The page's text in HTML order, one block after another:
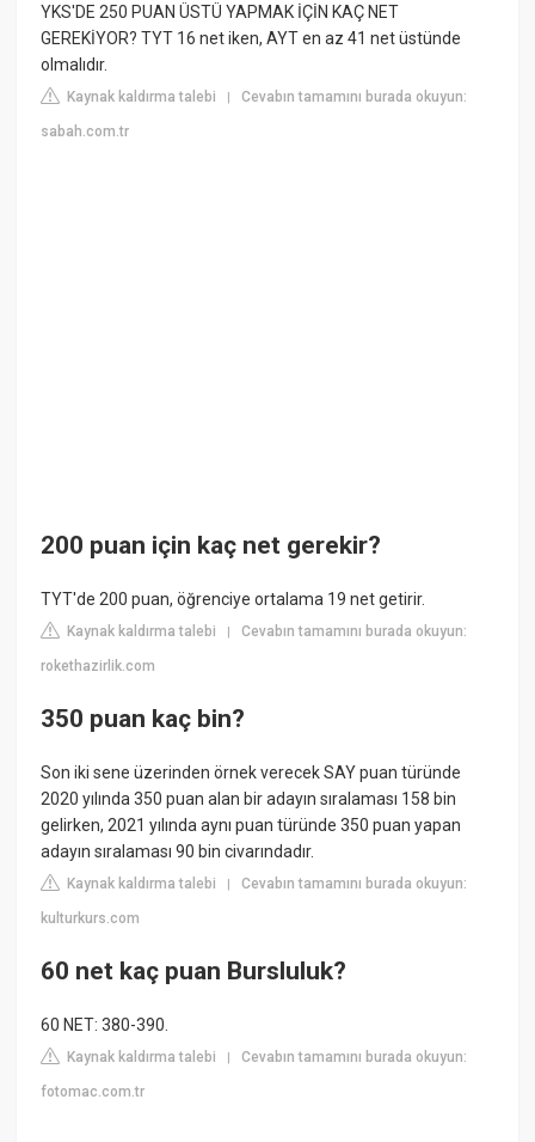
YKS'DE 250 PUAN ÜSTÜ YAPMAK İÇİN KAÇ NET
GEREKİYOR? TYT 16 net iken, AYT en az 41 net üstünde
olmalıdır.
Kaynak kaldırma talebi |Cevabın tamamını burada okuyun:
sabah.com.tr
200 puan için kaç net gerekir?
TYT'de 200 puan, öğrenciye ortalama 19 net getirir.
Kaynak kaldırma talebi |Cevabın tamamını burada okuyun:
rokethazirlik.com
350 puan kaç bin?
Son iki sene üzerinden örnek verecek SAY puan türünde
2020 yılında 350 puan alan bir adayın sıralaması 158 bin
gelirken, 2021 yılında aynı puan türünde 350 puan yapan
adayın sıralaması 90 bin civarındadır.
Kaynak kaldırma talebi |Cevabın tamamını burada okuyun:
kulturkurs.com
60 net kaç puan Bursluluk?
60 NET: 380-390.
Kaynak kaldırma talebi |Cevabın tamamını burada okuyun:
fotomac.com.tr